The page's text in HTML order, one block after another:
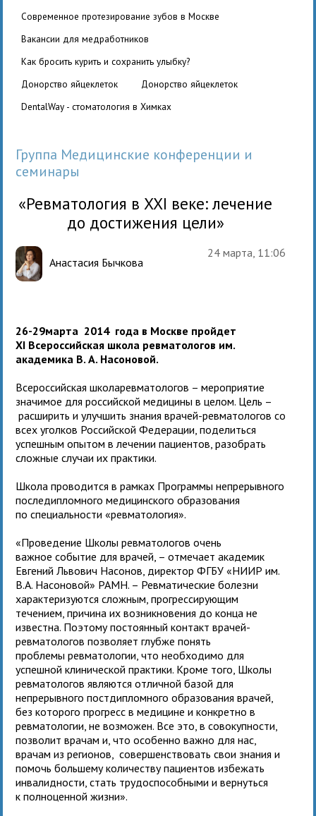
Современное протезирование зубов в Москве
вакансии для медработников
Как бросить курить и сохранить улыбку?
Донорство яйцеклеток
Донорство яйцеклеток
DentalWay - стоматология в Химках
Группа Медицинские конференции и
семинары
«Ревматология в XXI веке: лечение
до достижения цели»
Анастасия Бычкова
24 марта, 11:06
26-29марта 2014 года в Москве пройдет
XI Всероссийская школа ревматологов им.
академика В. А. Насоновой.
Всероссийская школаревматологов – мероприятие
значимое для российской медицины в целом. Цель –
расширить и улучшить знания врачей-ревматологов со
всех уголков Российской Федерации, поделиться
успешным опытом в лечении пациентов, разобрать
сложные случаи их практики.
Школа проводится в рамках Программы непрерывного
последипломного медицинского образования
по специальности «ревматология».
«Проведение Школы ревматологов очень
важное событие для врачей, – отмечает академик
Евгений Львович Насонов, директор ФГБУ «НИИР им.
В.А. Насоновой» РАМН. – Ревматические болезни
характеризуются сложным, прогрессирующим
течением, причина их возникновения до конца не
известна. Поэтому постоянный контакт врачей-
ревматологов позволяет глубже понять
проблемы ревматологии, что необходимо для
успешной клинической практики. Кроме того, Школы
ревматологов являются отличной базой для
непрерывного постдипломного образования врачей,
без которого прогресс в медицине и конкретно в
ревматологии, не возможен. Все это, в совокупности,
позволит врачам и, что особенно важно для нас,
врачам из регионов, совершенствовать свои знания и
помочь большему количеству пациентов избежать
инвалидности, стать трудоспособными и вернуться
к полноценной жизни».